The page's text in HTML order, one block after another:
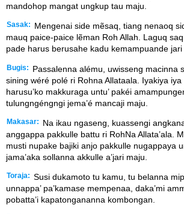
mandohop mangat ungkup tau maju.
Sasak:
Mengenai side mẽsaq, tiang nenaoq
mauq paice-paice lẽman Roh Allah. Laguq
pade harus berusahe kadu kemampuande
Bugis:
Passalenna alému, uwisseng macinna
sining wéré polé ri Rohna Allataala. Iyakiya iya
harusu’ko makkuraga untu’ pakéi
tulungngéngngi jema’é mancaji maju.
Makasar:
Na ikau ngaseng, kuassengi
anggappa pakkulle battu ri RohNa Allata’ala.
musti nupake bajiki anjo pakkulle nugappaya
jama’aka sollanna akkulle a’jari maju.
Toraja: Susi dukamoto tu kamu, tu belanna
unnappa’ pa’kamase mempenaa, daka’mi
pobatta’i kapatongananna kombongan.